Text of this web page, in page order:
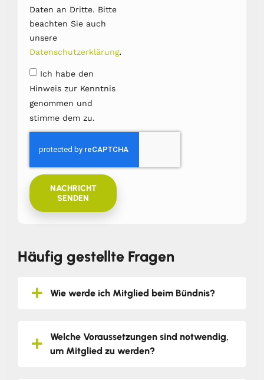
Daten an Dritte. Bitte
beachten Sie auch
unsere
Datenschutzerklärung.
Ich habe den
Hinweis zur Kenntnis
genommen und
stimme dem zu.
NACHRICHT
SENDEN
Häufig gestellte Fragen
Wie werde ich Mitglied beim Bündnis?
Welche Voraussetzungen sind notwendig,
um Mitglied zu werden?